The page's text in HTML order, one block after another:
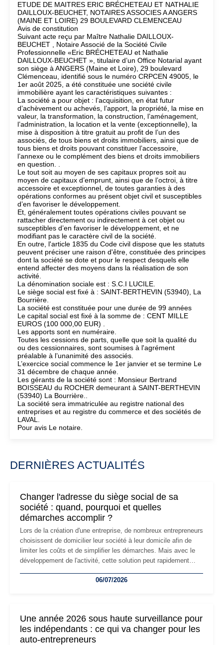
ETUDE DE MAITRES ERIC BRÉCHETEAU ET NATHALIE
DAILLOUX-BEUCHET, NOTAIRES ASSOCIES A ANGERS
(MAINE ET LOIRE) 29 BOULEVARD CLEMENCEAU
Avis de constitution
Suivant acte reçu par Maître Nathalie DAILLOUX-
BEUCHET , Notaire Associé de la Société Civile
Professionnelle «Eric BRÉCHETEAU et Nathalie
DAILLOUX-BEUCHET », titulaire d’un Office Notarial ayant
son siège à ANGERS (Maine et Loire), 29 boulevard
Clémenceau, identifié sous le numéro CRPCEN 49005, le
1er août 2025, a été constituée une société civile
immobilière ayant les caractéristiques suivantes :
La société a pour objet : l’acquisition, en état futur
d’achèvement ou achevés, l’apport, la propriété, la mise en
valeur, la transformation, la construction, l’aménagement,
l’administration, la location et la vente (exceptionnelle), la
mise à disposition à titre gratuit au profit de l’un des
associés, de tous biens et droits immobiliers, ainsi que de
tous biens et droits pouvant constituer l’accessoire,
l’annexe ou le complément des biens et droits immobiliers
en question. .
Le tout soit au moyen de ses capitaux propres soit au
moyen de capitaux d’emprunt, ainsi que de l’octroi, à titre
accessoire et exceptionnel, de toutes garanties à des
opérations conformes au présent objet civil et susceptibles
d’en favoriser le développement.
Et, généralement toutes opérations civiles pouvant se
rattacher directement ou indirectement à cet objet ou
susceptibles d’en favoriser le développement, et ne
modifiant pas le caractère civil de la société.
En outre, l'article 1835 du Code civil dispose que les statuts
peuvent préciser une raison d'être, constituée des principes
dont la société se dote et pour le respect desquels elle
entend affecter des moyens dans la réalisation de son
activité.
La dénomination sociale est : S.C.I LUCILE.
Le siège social est fixé à : SAINT-BERTHEVIN (53940), La
Bourrière.
La société est constituée pour une durée de 99 années
Le capital social est fixé à la somme de : CENT MILLE
EUROS (100 000,00 EUR) .
Les apports sont en numéraire.
Toutes les cessions de parts, quelle que soit la qualité du
ou des cessionnaires, sont soumises à l'agrément
préalable à l’unanimité des associés.
L’exercice social commence le 1er janvier et se termine Le
31 décembre de chaque année.
Les gérants de la société sont : Monsieur Bertrand
BOISSEAU du ROCHER demeurant à SAINT-BERTHEVIN
(53940) La Bourrière..
La société sera immatriculée au registre national des
entreprises et au registre du commerce et des sociétés de
LAVAL.
Pour avis Le notaire.
DERNIÈRES ACTUALITÉS
Changer l'adresse du siège social de sa
société : quand, pourquoi et quelles
démarches accomplir ?
Lors de la création d'une entreprise, de nombreux entrepreneurs
choisissent de domicilier leur société à leur domicile afin de
limiter les coûts et de simplifier les démarches. Mais avec le
développement de l'activité, cette solution peut rapidement
professionnels, recrutement, image de marque… Le
06/07/2026
Une année 2026 sous haute surveillance pour
les indépendants : ce qui va changer pour les
auto-entrepreneurs